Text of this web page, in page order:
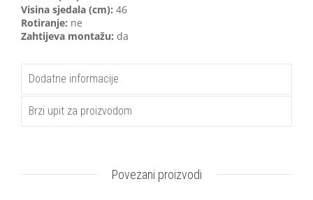
Visina sjedala (cm): 46
Rotiranje: ne
Zahtijeva montažu: da
Dodatne informacije
Brzi upit za proizvodom
Povezani proizvodi